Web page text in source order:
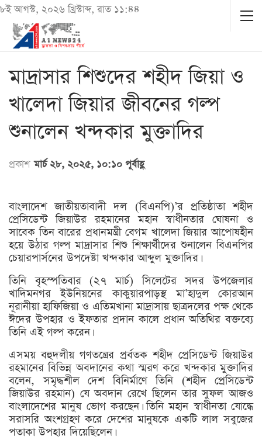
৮ই আগস্ট, ২০২৬ খ্রিস্টাব্দ, রাত ১১:৪৪
মাদ্রাসার শিশুদের শহীদ জিয়া ও
খালেদা জিয়ার জীবনের গল্প
শুনালেন খন্দকার মুক্তাদির
প্রকাশ মার্চ ২৮, ২০২৫, ১০:১০ পূর্বাহ্ণ
বাংলাদেশ জাতীয়তাবাদী দল (বিএনপি)’র প্রতিষ্ঠাতা শহীদ
প্রেসিডেন্ট জিয়াউর রহমানের মহান স্বাধীনতার ঘোষনা ও
সাবেক তিন বারের প্রধানমন্ত্রী বেগম খালেদা জিয়ার আপোষহীন
হয়ে উঠার গল্প মাদ্রাসার শিশু শিক্ষার্থীদের শুনালেন বিএনপির
চেয়ারপার্সনের উপদেষ্টা খন্দকার আব্দুল মুক্তাদির।
তিনি বৃহস্পতিবার (২৭ মার্চ) সিলেটের সদর উপজেলার
খাদিমনগর ইউনিয়নের কাকুয়ারপাড়স্থ মা’হাদুল কোরআন
নূরানীয়া হাফিজিয়া ও এতিমখানা মাদ্রাসায় ছাত্রদলের পক্ষ থেকে
ঈদের উপহার ও ইফতার প্রদান কালে প্রধান অতিথির বক্তব্যে
তিনি এই গল্প করেন।
এসময় বহুদলীয় গণতন্ত্রের প্রর্বতক শহীদ প্রেসিডেন্ট জিয়াউর
রহমানের বিভিন্ন অবদানের কথা স্মরণ করে খন্দকার মুক্তাদির
বলেন, সমৃদ্ধশীল দেশ বিনির্মাণে তিনি (শহীদ প্রেসিডেন্ট
জিয়াউর রহমান) যে অবদান রেখে ছিলেন তার সুফল আজও
বাংলাদেশের মানুষ ভোগ করছেন। তিনি মহান স্বাধীনতা যোদ্ধে
সরাসরি অংশগ্রহণ করে দেশের মানুষকে একটি লাল সবুজের
পতাকা উপহার দিয়েছিলেন।